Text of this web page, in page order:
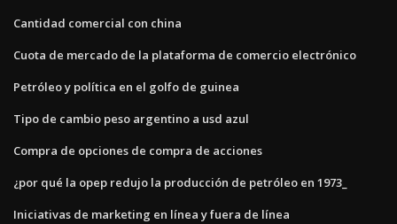
Cantidad comercial con china
Cuota de mercado de la plataforma de comercio electrónico
Petróleo y política en el golfo de guinea
Tipo de cambio peso argentino a usd azul
Compra de opciones de compra de acciones
¿por qué la opep redujo la producción de petróleo en 1973_
Iniciativas de marketing en línea y fuera de línea